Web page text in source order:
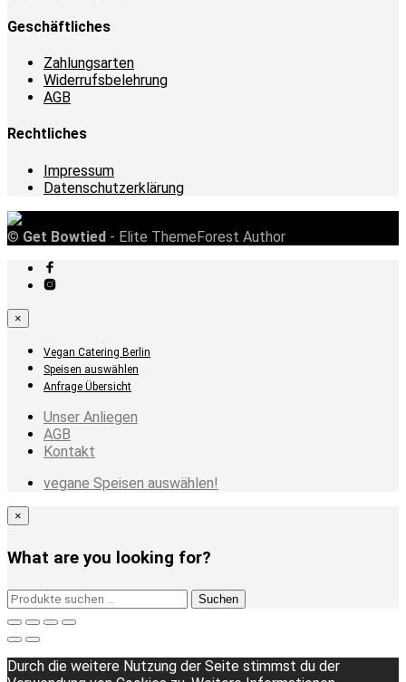
Geschäftliches
Zahlungsarten
Widerrufsbelehrung
AGB
Rechtliches
Impressum
Datenschutzerklärung
© Get Bowtied - Elite ThemeForest Author
×
Vegan Catering Berlin
Speisen auswählen
Anfrage Übersicht
Unser Anliegen
AGB
Kontakt
vegane Speisen auswählen!
×
What are you looking for?
Suchen
Suchen
Durch die weitere Nutzung der Seite stimmst du der